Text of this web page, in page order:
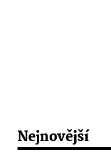
Nejnovější